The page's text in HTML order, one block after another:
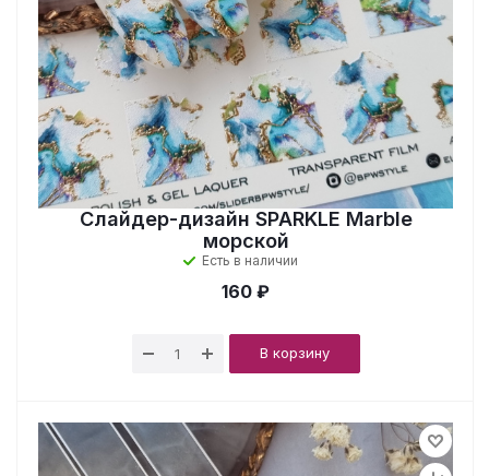
Слайдер-дизайн SPARKLE Marble
морской
Есть в наличии
160 ₽
В корзину